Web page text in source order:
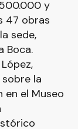
y
47 obras
sede,
Boca.
la
en el Museo